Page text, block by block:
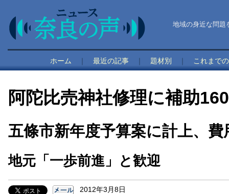
地域の身近な問題
ホーム 最近の記事 題材別 これまで
阿陀比売神社修理に補助
五條市新年度予算案に計上、費
地元「一歩前進」と歓迎
2012年3月8日